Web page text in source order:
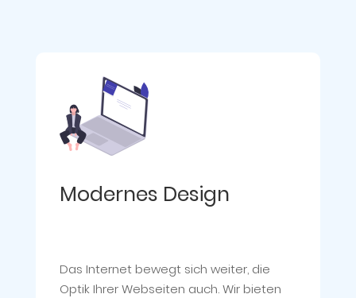
Modernes Design
Das Internet bewegt sich weiter, die
Optik Ihrer Webseiten auch. Wir bieten